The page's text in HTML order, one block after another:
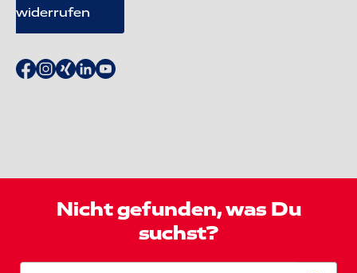
widerrufen
Nicht gefunden, was Du
suchst?